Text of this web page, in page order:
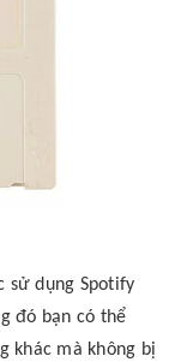
sử dụng Spotify
đó bạn có thể
khác mà không bị